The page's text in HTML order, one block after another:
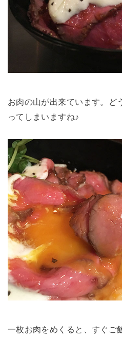
お肉の山が出来ています。ど
ってしまいますね♪
一枚お肉をめくると、すぐご